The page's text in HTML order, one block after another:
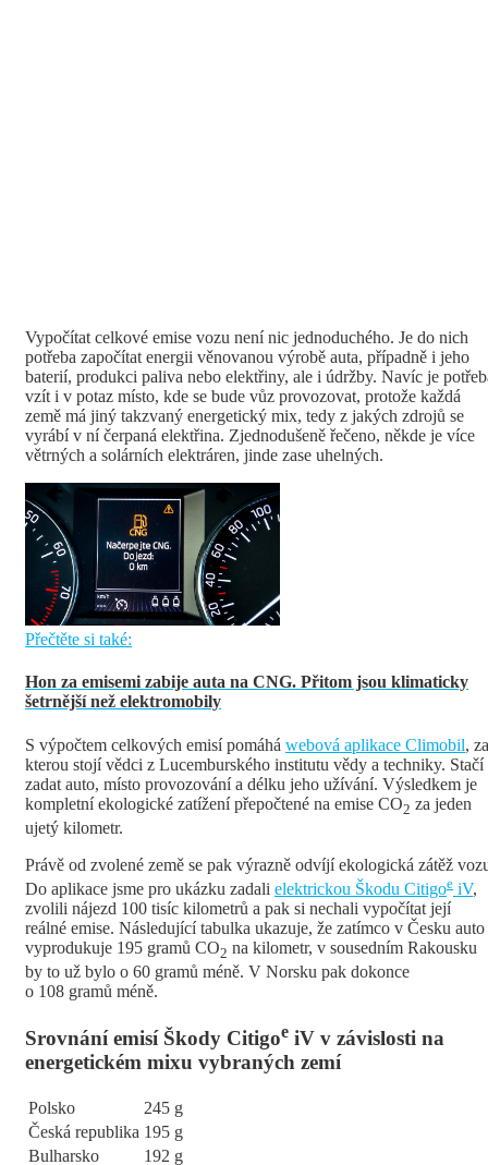
Vypočítat celkové emise vozu není nic jednoduchého. Je do nich
potřeba započítat energii věnovanou výrobě auta, případně i jeho
baterií, produkci paliva nebo elektřiny, ale i údržby. Navíc je
vzít i v potaz místo, kde se bude vůz provozovat, protože každá
země má jiný takzvaný energetický mix, tedy z jakých zdrojů se
vyrábí v ní čerpaná elektřina. Zjednodušeně řečeno, někde je více
větrných a solárních elektráren, jinde zase uhelných.
Přečtěte si také:
Hon za emisemi zabije auta na CNG. Přitom jsou klimaticky
šetrnější než elektromobily
S výpočtem celkových emisí pomáhá webová aplikace Climobil, za
kterou stojí vědci z Lucemburského institutu vědy a techniky. Stačí
zadat auto, místo provozování a délku jeho užívání. Výsledkem je
kompletní ekologické zatížení přepočtené na emise CO2 za jeden
ujetý kilometr.
Právě od zvolené země se pak výrazně odvíjí ekologická zátěž
Do aplikace jsme pro ukázku zadali elektrickou Škodu Citigoe iV,
zvolili nájezd 100 tisíc kilometrů a pak si nechali vypočítat její
reálné emise. Následující tabulka ukazuje, že zatímco v Česku auto
vyprodukuje 195 gramů CO2 na kilometr, v sousedním Rakousku
by to už bylo o 60 gramů méně. V Norsku pak dokonce
o 108 gramů méně.
Srovnání emisí Škody Citigoe iV v závislosti na
energetickém mixu vybraných zemí
Polsko
245 g
Česká republika 195 g
Bulharsko
192 g